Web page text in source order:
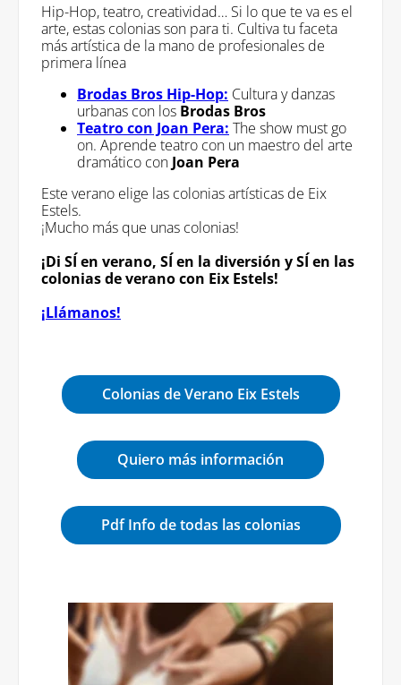
Hip-Hop, teatro, creatividad… Si lo que te va es el
arte, estas colonias son para ti. Cultiva tu faceta
más artística de la mano de profesionales de
primera línea
Brodas Bros Hip-Hop: Cultura y danzas
urbanas con los Brodas Bros
Teatro con Joan Pera: The show must go
on. Aprende teatro con un maestro del arte
dramático con Joan Pera
Este verano elige las colonias artísticas de Eix
Estels.
¡Mucho más que unas colonias!
¡Di SÍ en verano, SÍ en la diversión y SÍ en las
colonias de verano con Eix Estels!
¡Llámanos!
Colonias de Verano Eix Estels
Quiero más información
Pdf Info de todas las colonias